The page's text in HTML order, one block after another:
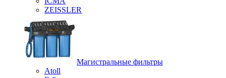
ZEISSLER
Магистральные фильтры
Atoll